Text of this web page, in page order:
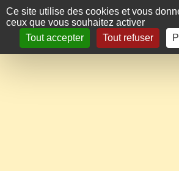
Panneau de gestion des cookies
Ce site utilise des cookies et vous
ceux que vous souhaitez activer
Tout accepter
Tout refuser